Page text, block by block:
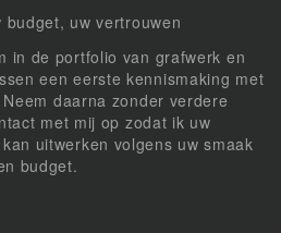
budget, uw vertrouwen
in de portfolio van grafwerk en
een eerste kennismaking met
daarna zonder verdere
met mij op zodat ik uw
uitwerken volgens uw smaak
budget.